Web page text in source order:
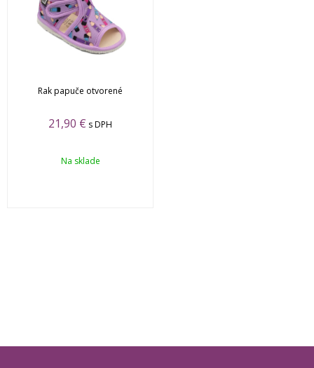
Rak papuče otvorené
21,90 € s DPH
Na sklade